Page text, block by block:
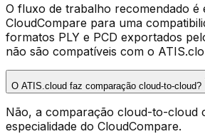
O fluxo de trabalho recomendado é
CloudCompare para uma
formatos PLY e PCD exportados
não são compatíveis com o
O ATIS.cloud faz comparação cloud-to-cloud?
Não, a comparação cloud-to-cloud
especialidade do CloudCompare.